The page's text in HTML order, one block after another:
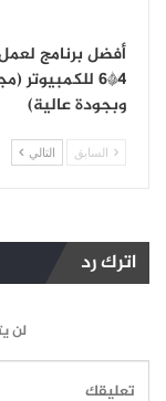
أفضل برنامج
4*6 للكمبيوتر
وبجودة عالية)
السابق التالي
اترك رد
لن